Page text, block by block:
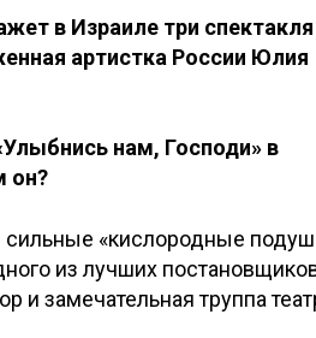
в Израиле три спектакля
артистка России Юлия
нам, Господи» в
он?
сильные «кислородные
из лучших
и замечательная труппа